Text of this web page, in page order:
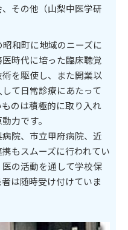
その他（山梨中医学研
和町に地域のニーズに
時代に培った臨床聴覚
を駆使し、また開業以
て日常診療にあたって
のは積極的に取り入れ
力です。
院、市立甲府病院、近
もスムーズに行われてい
の活動を通して学校保
は随時受け付けていま